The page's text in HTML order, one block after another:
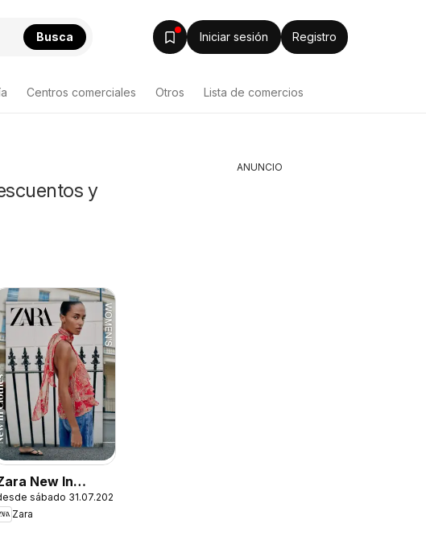
Busca Iniciar sesión Registro
Centros comerciales Otros Lista de comercios
y
New In
sábado 31.07.2026
Zara
ANUNCIO